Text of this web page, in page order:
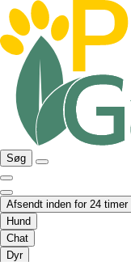
Søg
Afsendt inden for 24 timer
Hund
Chat
Dyr